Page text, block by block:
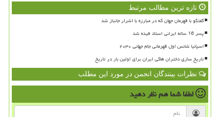
تازه ترین مطالب مرتبط
گفتگو با قهرمان جهان که در مبارزه با اشرار جانباز شد
پسر 16 ساله ایرانی استاد فیده شد
اسپانیا شانس اول قهرمانی جام جهانی ۲۰۳۰
تاریخ سازی دختران هاکی ایران برای اولین بار در تاریخ
نظرات بینندگان انجمن در مورد این مطلب
لطفا شما همنظر دهید